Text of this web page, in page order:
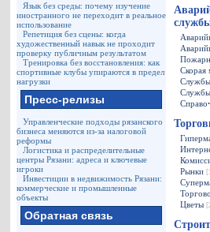
Язык без среды: почему изучение
иностранного не переходит в реальное
использование
Репетиция без сцены: когда
художественный навык не проходит
проверку публичным результатом
Тренировка без восстановления: как
спортивные клубы упираются в предел
нагрузки
Пресс-релизы
Управленческие подходы рязанского
бизнеса меняются из-за налоговой
реформы
Логистика и распределительные
центры Рязани: адреса и ключевые
игроки
Инвестиции в недвижимость Рязани:
коммерческие и промышленные
объекты
Обратная связь
Службы
Рынки
Цветы